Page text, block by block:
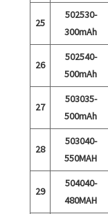
25
502530-
300mAh
26
502540-
500mAh
27
503035-
500mAh
28
503040-
550MAH
29
504040-
480MAH